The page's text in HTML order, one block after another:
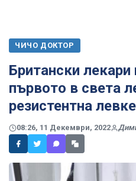
ЧИЧО ДОКТОР
Британски лекари
първото в света
резистентна
08:26, 11 Декември, 2022